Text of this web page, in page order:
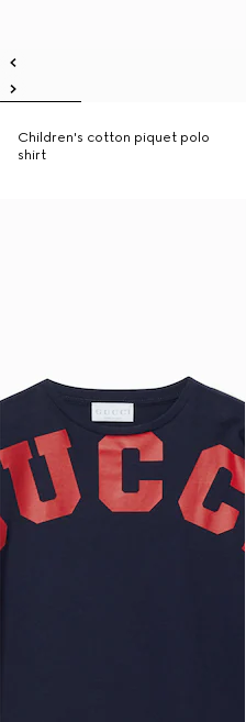
Children's cotton piquet polo
shirt